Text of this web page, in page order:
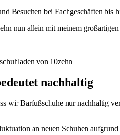
Besuchen bei Fachgeschäften
nun allein mit meinem
nachhaltig
wir Barfußschuhe nur nachhaltig
an neuen Schuhen